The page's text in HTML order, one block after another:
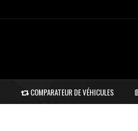
COMPARATEUR DE VÉHICULES